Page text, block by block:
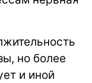
но более
и иной